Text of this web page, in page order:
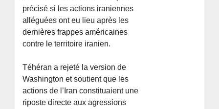
précisé si les actions iraniennes
alléguées ont eu lieu après les
dernières frappes américaines
contre le territoire iranien.
Téhéran a rejeté la version de
Washington et soutient que les
actions de l’Iran constituaient une
riposte directe aux agressions